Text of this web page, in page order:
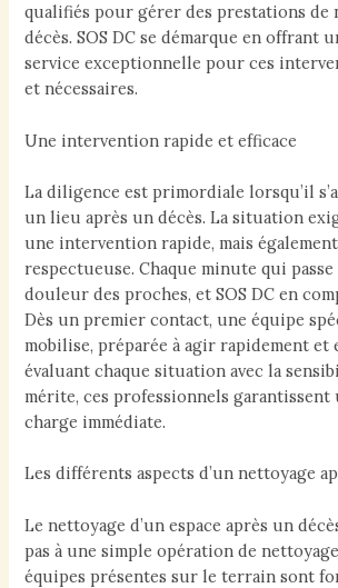
qualifiés pour gérer des prestations de
décès. SOS DC se démarque en offrant
service exceptionnelle pour ces
et nécessaires.
Une intervention rapide et efficace
La diligence est primordiale lorsqu’il
un lieu après un décès. La situation
une intervention rapide, mais
respectueuse. Chaque minute qui
douleur des proches, et SOS DC en
Dès un premier contact, une équipe
mobilise, préparée à agir rapidement et
évaluant chaque situation avec la
mérite, ces professionnels garantissent
charge immédiate.
Les différents aspects d’un nettoyage
Le nettoyage d’un espace après un
pas à une simple opération de
équipes présentes sur le terrain sont